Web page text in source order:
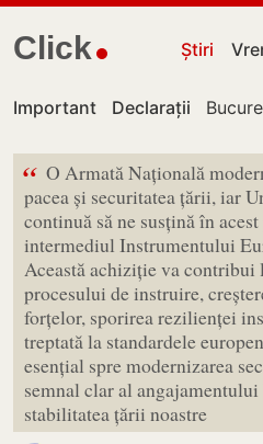
Click Știri
Important Declarații
“ O Armată Națională
pacea și securitatea țării, iar
continuă să ne susțină în
intermediul Instrumentului
Această achiziție va contribui
procesului de instruire,
forțelor, sporirea rezilienței
treptată la standardele
esențial spre modernizarea
semnal clar al
stabilitatea țării noastre